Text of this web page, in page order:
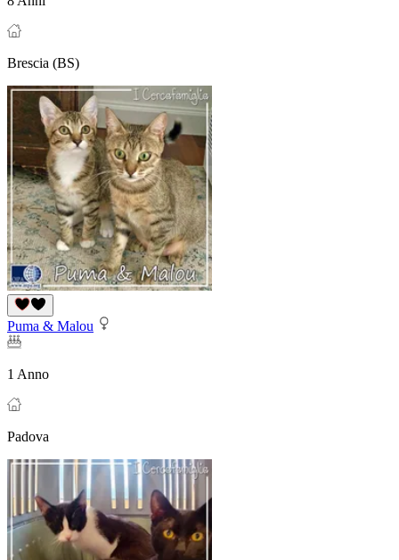
Brescia (BS)
Puma & Malou
1 Anno
Padova